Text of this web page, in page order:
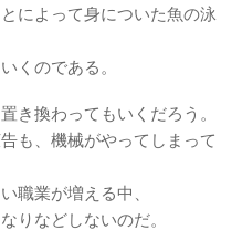
によって身についた魚の泳
くのである。
き換わってもいくだろう。
も、機械がやってしまって
職業が増える中、
りなどしないのだ。